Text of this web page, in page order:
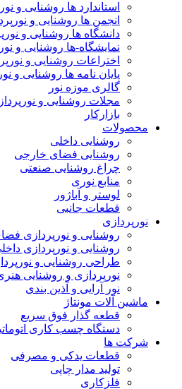
استاندارد ها روشنایی و
انجمن ها روشنایی و
دانشگاه ها روشنایی و
نمایشگاه-ها روشنایی و
اختراعات روشنایی و
پایان نامه ها روشنایی و
گالری موزه نور
مجلات روشنایی و
بازارکار
محصولات
روشنایی داخلی
روشنایی فضای خارجی
چراغ روشنایی صنعتی
منابع نوری
لوستر و آباژور
قطعات جانبی
نورپردازی
روشنایی و نورپردازی
روشنایی و نورپردازی
طراحی روشنایی و
نورپردازی و روشنایی
نور آرایی و آذین بندی
ماشین آلات مونتاژ
قطعه گذار فوق سریع
دستگاه چسب کاری
شرکت ها
قطعات یدکی و مصرفی
تولید مدار چاپی
فلزکاری